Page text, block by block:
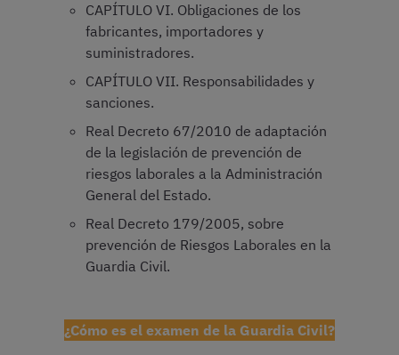
CAPÍTULO VI. Obligaciones de los
fabricantes, importadores y
suministradores.
CAPÍTULO VII. Responsabilidades y
sanciones.
Real Decreto 67/2010 de adaptación
de la legislación de prevención de
riesgos laborales a la Administración
General del Estado.
Real Decreto 179/2005, sobre
prevención de Riesgos Laborales en la
Guardia Civil.
¿Cómo es el examen de la Guardia Civil?